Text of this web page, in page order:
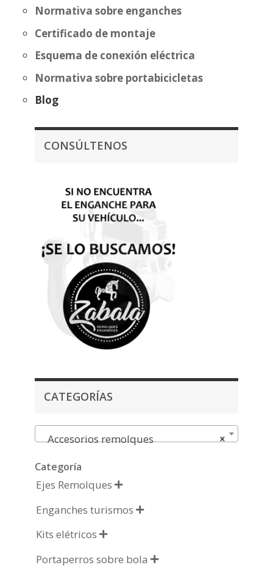
Normativa sobre enganches
Certificado de montaje
Esquema de conexión eléctrica
Normativa sobre portabicicletas
Blog
CONSÚLTENOS
CATEGORÍAS
×
Accesorios remolques
Categoría
Ejes Remolques 
Enganches turismos 
Kits elétricos 
Portaperros sobre bola 